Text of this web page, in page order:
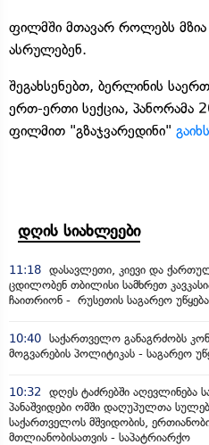
ფილმში მთავარ როლებს მზია
ასრულებენ.
შეგახსენებთ, ბერლინის
ერთ-ერთი სექცია, პანორამა
ფილმით "გზაჯვარედინი"
დღის სიახლეები
11:18 დასავლეთი, კიევი და
ცდილობენ თბილისი სამხრეთ
ჩაითრიონ - რუსეთის საგარეო უწყება
10:40 საქართველო განაგრძობს
მოგვარების პოლიტიკას - საგარეო
10:32
დღეს ტაძრებში
პანაშვიდები ომში დაღუპულთა
საქართველოს მშვიდობის,
მთლიანობისათვის - საპატრიარქო